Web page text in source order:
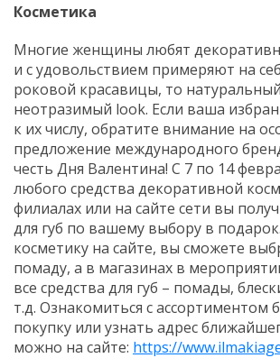
Косметика
Многие женщины любят
и с удовольствием примеряют на
роковой красавицы, то
неотразимый look. Если ваша
к их числу, обратите внимание на
предложение международного
честь Дня Валентина! С 7 по 14
любого средства декоративной
филиалах или на сайте сети вы
для губ по вашему выбору в
косметику на сайте, вы сможете
помаду, а в магазинах в
все средства для губ – помады,
т.д. Ознакомиться с ассортиментом
покупку или узнать адрес
можно на сайте: https://